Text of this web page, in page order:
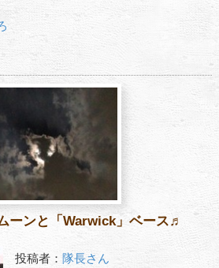
ーンと「Warwick」ベース♬
投稿者： 隊長さん